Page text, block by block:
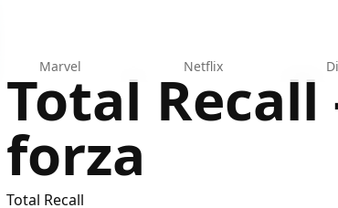
Marvel Netflix
Total
forza
Total Recall